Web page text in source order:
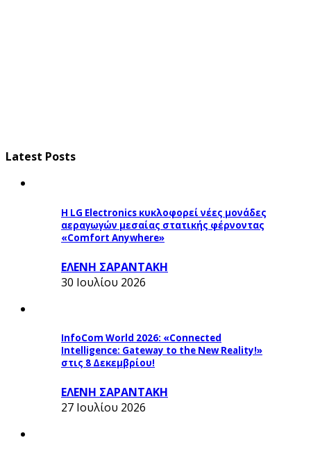
Latest Posts
Η LG Electronics κυκλοφορεί νέες μονάδες
αεραγωγών μεσαίας στατικής φέρνοντας
«Comfort Anywhere»
ΕΛΕΝΗ ΣΑΡΑΝΤΑΚΗ
30 Ιουλίου 2026
InfoCom World 2026: «Connected
Intelligence: Gateway to the New Reality!»
στις 8 Δεκεμβρίου!
ΕΛΕΝΗ ΣΑΡΑΝΤΑΚΗ
27 Ιουλίου 2026